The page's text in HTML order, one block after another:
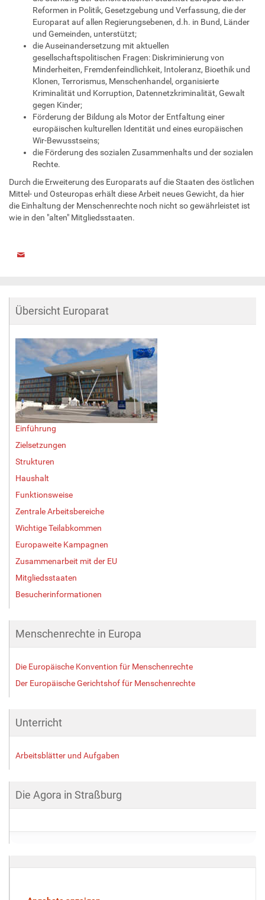
Reformen in Politik, Gesetzgebung und Verfassung, die der
Europarat auf allen Regierungsebenen, d.h. in Bund, Länder
und Gemeinden, unterstützt;
die Auseinandersetzung mit aktuellen
gesellschaftspolitischen Fragen: Diskriminierung von
Minderheiten, Fremdenfeindlichkeit, Intoleranz, Bioethik und
Klonen, Terrorismus, Menschenhandel, organisierte
Kriminalität und Korruption, Datennetzkriminalität, Gewalt
gegen Kinder;
Förderung der Bildung als Motor der Entfaltung einer
europäischen kulturellen Identität und eines europäischen
Wir-Bewusstseins;
die Förderung des sozialen Zusammenhalts und der sozialen
Rechte.
Durch die Erweiterung des Europarats auf die Staaten des östlichen
Mittel- und Osteuropas erhält diese Arbeit neues Gewicht, da hier
die Einhaltung der Menschenrechte noch nicht so gewährleistet ist
wie in den "alten" Mitgliedsstaaten.
Übersicht Europarat
Einführung
Zielsetzungen
Strukturen
Haushalt
Funktionsweise
Zentrale Arbeitsbereiche
Wichtige Teilabkommen
Europaweite Kampagnen
Zusammenarbeit mit der EU
Mitgliedsstaaten
Besucherinformationen
Menschenrechte in Europa
Die Europäische Konvention für Menschenrechte
Der Europäische Gerichtshof für Menschenrechte
Unterricht
Arbeitsblätter und Aufgaben
Die Agora in Straßburg